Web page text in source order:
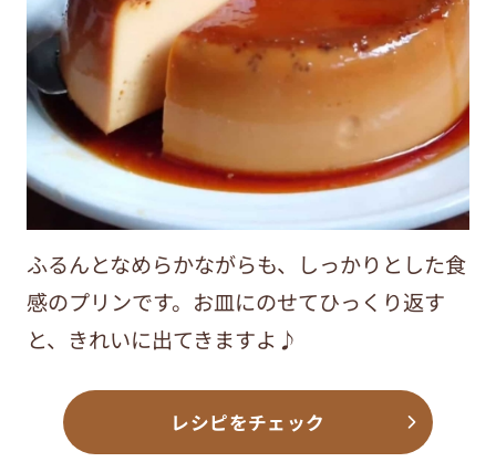
ふるんとなめらかながらも、しっかりとした食
感のプリンです。お皿にのせてひっくり返す
と、きれいに出てきますよ♪
レシピをチェック